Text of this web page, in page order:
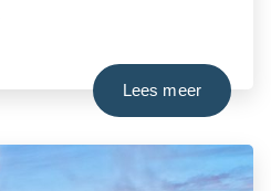
Lees meer